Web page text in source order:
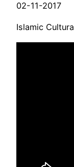
02-11-2017
Islamic